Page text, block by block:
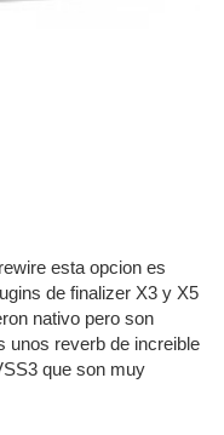
esta opcion es
de finalizer X3 y X5
nativo pero son
unos reverb de increible
que son muy